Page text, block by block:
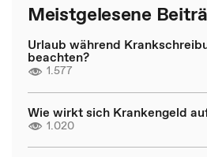
Meistgelesene
Urlaub während
beachten?
1.577
Wie wirkt sich Krankengeld
1.020